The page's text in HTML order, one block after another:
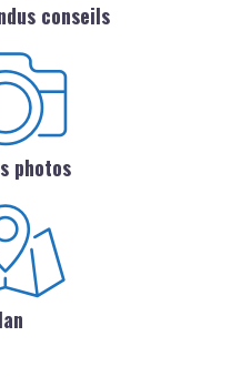
conseils
photos